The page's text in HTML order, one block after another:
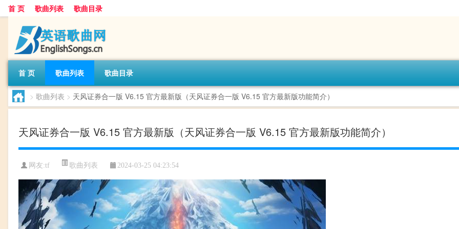
首 页 歌曲列表 歌曲目录
首 页 歌曲列表 歌曲目录
> 歌曲列表 > 天风证券合一版 V6.15 官方最新版（天风证券合一版 V6.15 官方最新版功能简介）
天风证券合一版 V6.15 官方最新版（天风证券合一版 V6.15 官方最新版功能简介）
网友:tf 歌曲列表 2024-03-25 04:23:54